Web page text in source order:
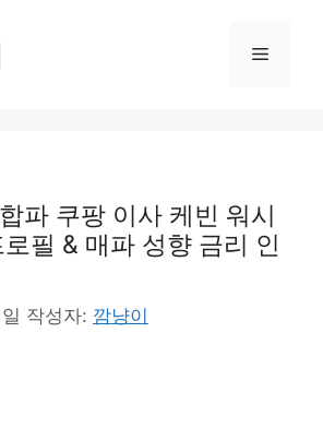
메
파 쿠팡 이사 케빈 워시
필 & 매파 성향 금리 인
작성자: 깜냥이